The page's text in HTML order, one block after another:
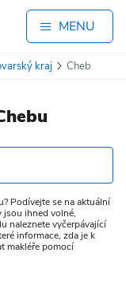
MENU
kraj Cheb
Podívejte se na aktuální
jsou ihned volné,
naleznete vyčerpávající
informace, zda je k
makléře pomocí